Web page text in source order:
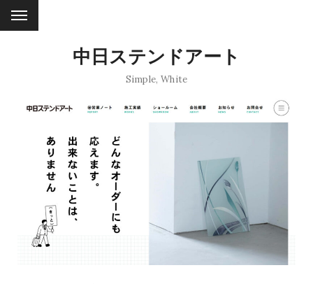
中日ステンドアート
Simple, White